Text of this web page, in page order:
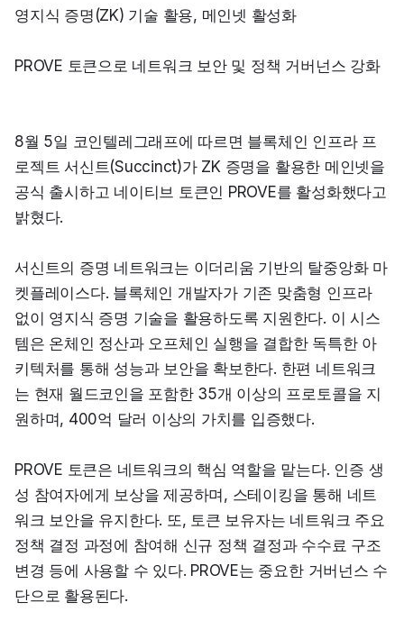
영지식 증명(ZK) 기술 활용, 메인넷 활성화
PROVE 토큰으로 네트워크 보안 및 정책 거버넌스 강화
8월 5일 코인텔레그래프에 따르면 블록체인 인프라 프
로젝트 서신트(Succinct)가 ZK 증명을 활용한 메인넷을
공식 출시하고 네이티브 토큰인 PROVE를 활성화했다고
밝혔다.
서신트의 증명 네트워크는 이더리움 기반의 탈중앙화 마
켓플레이스다. 블록체인 개발자가 기존 맞춤형 인프라
없이 영지식 증명 기술을 활용하도록 지원한다. 이 시스
템은 온체인 정산과 오프체인 실행을 결합한 독특한 아
키텍처를 통해 성능과 보안을 확보한다. 한편 네트워크
는 현재 월드코인을 포함한 35개 이상의 프로토콜을 지
원하며, 400억 달러 이상의 가치를 입증했다.
PROVE 토큰은 네트워크의 핵심 역할을 맡는다. 인증 생
성 참여자에게 보상을 제공하며, 스테이킹을 통해 네트
워크 보안을 유지한다. 또, 토큰 보유자는 네트워크 주요
정책 결정 과정에 참여해 신규 정책 결정과 수수료 구조
변경 등에 사용할 수 있다. PROVE는 중요한 거버넌스 수
단으로 활용된다.